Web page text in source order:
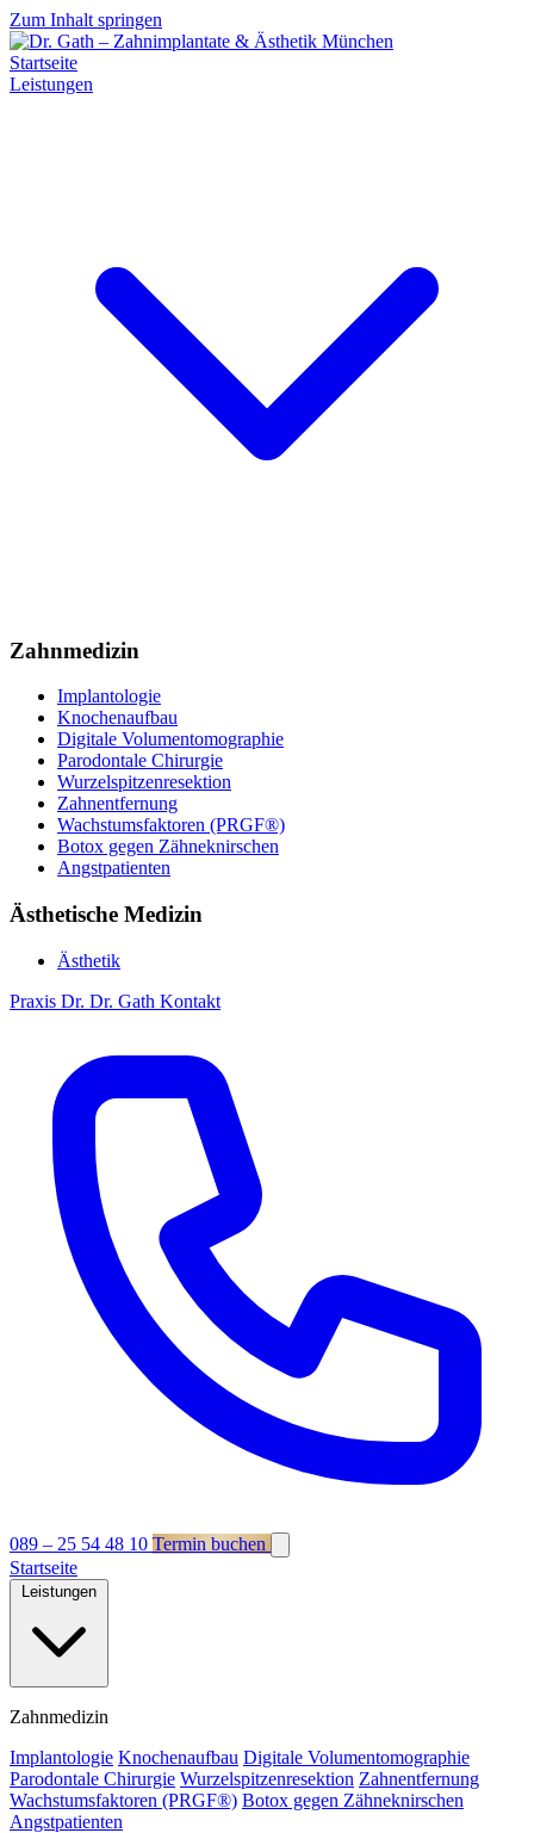
Zum Inhalt springen
Startseite
Leistungen
Zahnmedizin
Implantologie
Knochenaufbau
Digitale Volumentomographie
Parodontale Chirurgie
Wurzelspitzenresektion
Zahnentfernung
Wachstumsfaktoren (PRGF®)
Botox gegen Zähneknirschen
Angstpatienten
Ästhetische Medizin
Ästhetik
Praxis Dr. Dr. Gath Kontakt
089 – 25 54 48 10 Termin buchen
Startseite
Leistungen
Zahnmedizin
Implantologie Knochenaufbau Digitale Volumentomographie
Parodontale Chirurgie Wurzelspitzenresektion Zahnentfernung
Wachstumsfaktoren (PRGF®) Botox gegen Zähneknirschen
Angstpatienten